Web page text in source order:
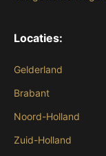
Locaties:
Gelderland
Brabant
Noord-Holland
Zuid-Holland